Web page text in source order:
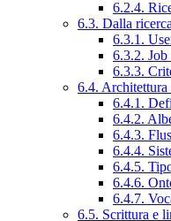
6.2.4.
6.3. Dalla
6.3.1.
6.3.2.
6.3.3.
6.4. Architettura
6.4.1.
6.4.2.
6.4.3.
6.4.4.
6.4.5.
6.4.6.
6.4.7.
6.5. Scrittura e